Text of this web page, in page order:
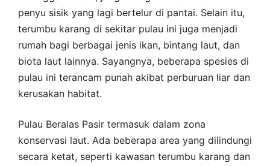
penyu sisik yang lagi bertelur di pantai. Selain itu,
terumbu karang di sekitar pulau ini juga menjadi
rumah bagi berbagai jenis ikan, bintang laut, dan
biota laut lainnya. Sayangnya, beberapa spesies di
pulau ini terancam punah akibat perburuan liar dan
kerusakan habitat.
Pulau Beralas Pasir termasuk dalam zona
konservasi laut. Ada beberapa area yang dilindungi
secara ketat, seperti kawasan terumbu karang dan